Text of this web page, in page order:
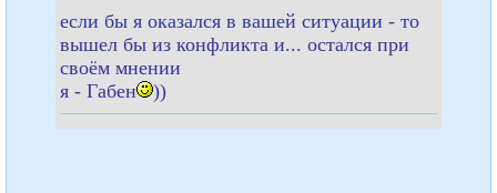
если бы я оказался в вашей ситуации - то
вышел бы из конфликта и... остался при
своём мнении
я - Габен
))